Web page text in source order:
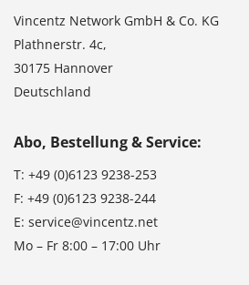
Vincentz Network GmbH & Co. KG
Plathnerstr. 4c,
30175 Hannover
Deutschland
Abo, Bestellung & Service:
T: +49 (0)6123 9238-253
F: +49 (0)6123 9238-244
E: service@vincentz.net
Mo – Fr 8:00 – 17:00 Uhr